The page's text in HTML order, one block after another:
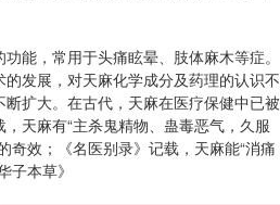
能，常用于头痛眩晕、肢体麻木等症。
发展，对天麻化学成分及药理的认识不
扩大。在古代，天麻在医疗保健中已被
天麻有“主杀鬼精物、蛊毒恶气，久服
奇效；《名医别录》记载，天麻能“消痛
子本草》